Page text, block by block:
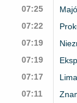
07:25
07:22
07:19
07:19
07:17
07:11